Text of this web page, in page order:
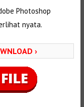
Photoshop
nyata.
›